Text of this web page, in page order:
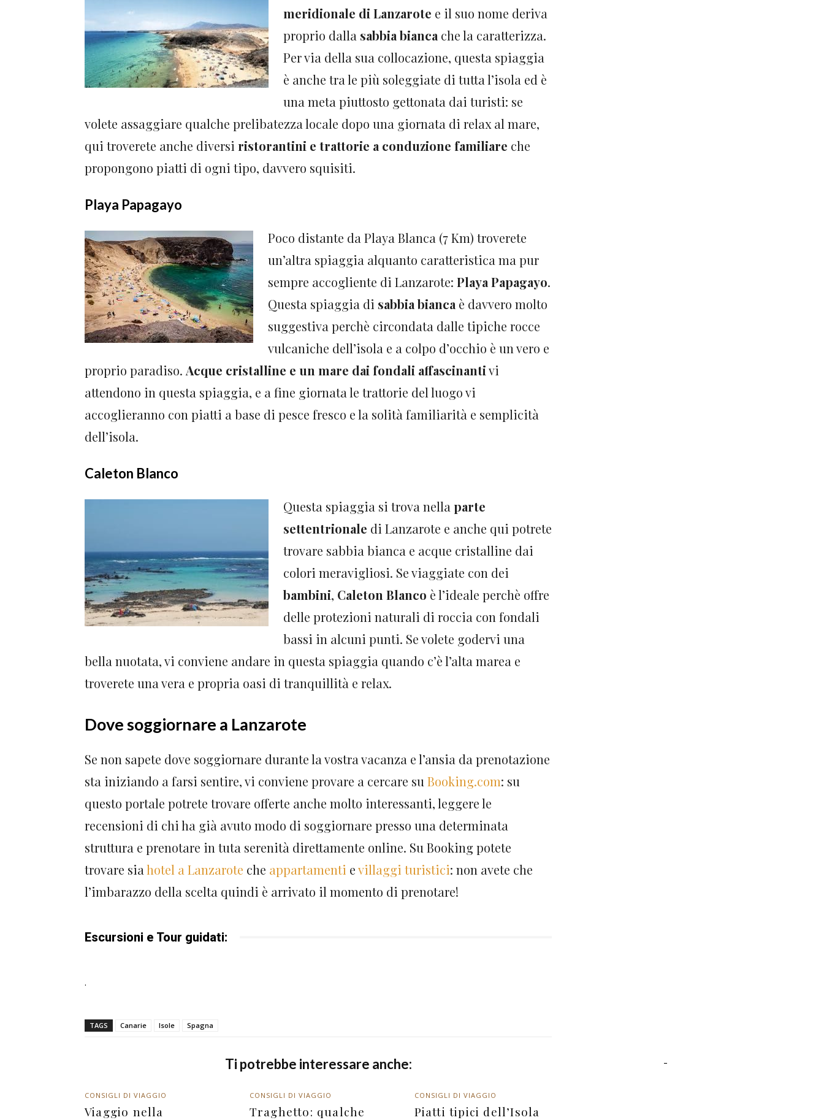
meridionale di Lanzarote e il suo nome deriva
proprio dalla sabbia bianca che la caratterizza.
Per via della sua collocazione, questa spiaggia
è anche tra le più soleggiate di tutta l’isola ed è
una meta piuttosto gettonata dai turisti: se
volete assaggiare qualche prelibatezza locale dopo una giornata di relax al mare,
qui troverete anche diversi ristorantini e trattorie a conduzione familiare che
propongono piatti di ogni tipo, davvero squisiti.
Playa Papagayo
Poco distante da Playa Blanca (7 Km) troverete
un’altra spiaggia alquanto caratteristica ma pur
sempre accogliente di Lanzarote: Playa Papagayo.
Questa spiaggia di sabbia bianca è davvero molto
suggestiva perchè circondata dalle tipiche rocce
vulcaniche dell’isola e a colpo d’occhio è un vero e
proprio paradiso. Acque cristalline e un mare dai fondali affascinantivi
attendono in questa spiaggia, e a fine giornata le trattorie del luogo vi
accoglieranno con piatti a base di pesce fresco e la solità familiarità e semplicità
dell’isola.
Caleton Blanco
Questa spiaggia si trova nella parte
settentrionale di Lanzarote e anche qui potrete
trovare sabbia bianca e acque cristalline dai
colori meravigliosi. Se viaggiate con dei
bambini, Caleton Blanco è l’ideale perchè offre
delle protezioni naturali di roccia con fondali
bassi in alcuni punti. Se volete godervi una
bella nuotata, vi conviene andare in questa spiaggia quando c’è l’alta marea e
troverete una vera e propria oasi di tranquillità e relax.
Dove soggiornare a Lanzarote
Se non sapete dove soggiornare durante la vostra vacanza e l’ansia da prenotazione
sta iniziando a farsi sentire, vi conviene provare a cercare su Booking.com: su
questo portale potrete trovare offerte anche molto interessanti, leggere le
recensioni di chi ha già avuto modo di soggiornare presso una determinata
struttura e prenotare in tuta serenità direttamente online. Su Booking potete
trovare sia hotel a Lanzarote che appartamenti evillaggi turistici: non avete che
l’imbarazzo della scelta quindi è arrivato il momento di prenotare!
Escursioni e Tour guidati:
.
TAGS Canarie Isole Spagna
Ti potrebbe interessare anche:
CONSIGLI DI VIAGGIO
Viaggio nella
CONSIGLI DI VIAGGIO
Traghetto: qualche
CONSIGLI DI VIAGGIO
Piatti tipici dell’Isola
-